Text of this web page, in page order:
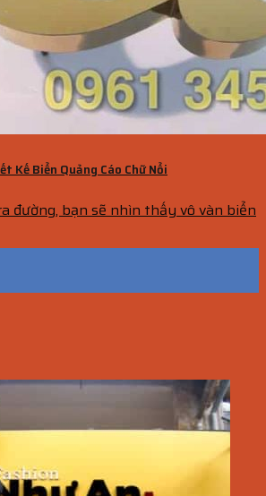
Kế Biển Quảng Cáo Chữ Nổi
đường, bạn sẽ nhìn thấy vô vàn biển